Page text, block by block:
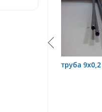
труба 9х0,2 12Х18Н10Т